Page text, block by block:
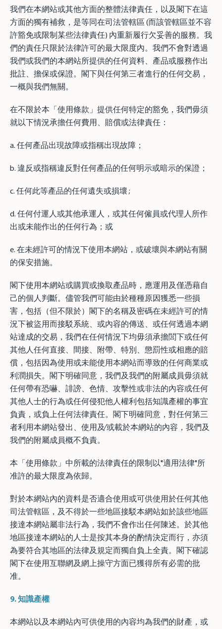
我們在本網站或其他方面的整體法律責任，以及閣下在這
方面的獨有補救，是等同在司法管轄區 (而該管轄區並不容
許豁免或限制某些法律責任) 內重新履行欠妥善的服務。我
們的責任只限於法律許可的最大限度內。我們不會對透過
我們或我們的本網站所提供的任何資料、產品或服務作出
批註、擔保或保證。閣下與任何第三者進行的任何交易，
一概與我們無關。
在不限於本「使用條款」提供任何特定的豁免，我們毋須
就以下情況承擔任何費用、賠償或法律責任：
a. 任何產品出現故障或指稱出現故障；
b. 違反或指稱違反對任何產品的任何明示或暗示的保證；
c. 任何此等產品的任何遺失或損壞 ;
d. 任何付運人或其他承運人，或其任何僱員或代理人所作
出或未能作出的任何行為；或
e. 在未經許可的情況下使用本網站，或破壞與本網站有關
的保安措施。
閣下使用本網站或購買或換取產品時，應運用及僅憑藉自
己的個人判斷。儘管我們可能由於種種原因獲悉一些損
害，包括（但不限於）閣下的名稱及密碼在未經許可的情
況下被盜用而接駁系統、或內容的傳送、或任何透過本網
站達成的交易，我們在任何情況下均毋須承擔閭下或任何
其他人任何直接、間接、附帶、特別、懲罰性或相應的賠
償，包括因為使用或未能使用本網站而導致的任何商業或
利潤損失。閣下明確同意，我們及我們的附屬成員毋須就
任何帶有恐嚇、誹謗、色情、攻擊性或非法的內容或任何
其他人士的行為或任何侵犯他人權利包括知識產權的事宜
負責，或負上任何法律責任。閣下明確同意，對任何第三
者利用本網站發出、使用及∕或載於本網站的內容，我們及
我們的附屬成員概不負責。
本「使用條款」中所載的法律責任的限制以"適用法律"所
准許的最大限度為依歸。
對於本網站內的資料是否適合使用或可供使用於任何其他
司法管轄區，及不得於一些地區接駁本網站如於該些地區
接達本網站屬非法行為，我們不會作出任何陳述。於其他
地區接達本網站的人士是按其本身的酌情決定而行，亦須
為要符合其地區的法律及規定而獨自負上全責。閣下確認
閣下在使用互聯網及網上操守方面已獲得所有必需的批
准。
9.知識產權
本網站以及本網站內可供使用的內容均為我們的財產，或